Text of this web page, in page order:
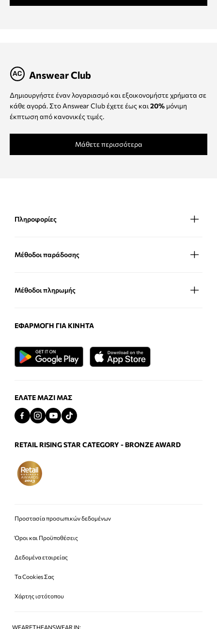
Answear Club
Δημιουργήστε έναν λογαριασμό και εξοικονομήστε χρήματα σε
κάθε αγορά. Στο Answear Club έχετε έως και20% μόνιμη
έκπτωση από κανονικές τιμές.
Μάθετε περισσότερα
Πληροφορίες
Μέθοδοι παράδοσης
Μέθοδοι πληρωμής
ΕΦΑΡΜΟΓΉ ΓΙΑ ΚΙΝΗΤΆ
ΕΛΆΤΕ ΜΑΖΊ ΜΑΣ
RETAIL RISING STAR CATEGORY - BRONZE AWARD
Προστασία προσωπικών δεδομένων
Όροι και Προϋποθέσεις
Δεδομένα εταιρείας
Τα Cookies Σας
Χάρτης ιστότοπου
WEARETHEANSWEAR IN: